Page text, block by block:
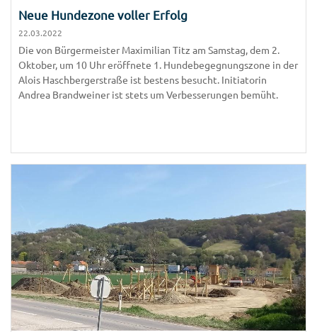
Neue Hundezone voller Erfolg
Die von Bürgermeister Maximilian Titz am Samstag, dem 2.
Oktober, um 10 Uhr eröffnete 1. Hundebegegnungszone in der
Alois Haschbergerstraße ist bestens besucht. Initiatorin
Andrea Brandweiner ist stets um Verbesserungen bemüht.
22.03.2022